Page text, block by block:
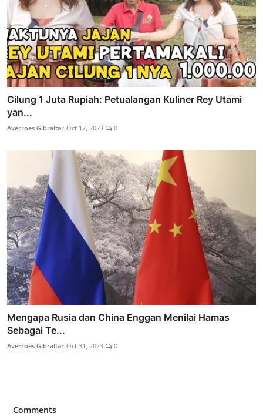
Cilung 1 Juta Rupiah: Petualangan Kuliner Rey Utami
yan...
Averroes Gibraltar Oct 17, 2023 0
Mengapa Rusia dan China Enggan Menilai Hamas
Sebagai Te...
Averroes Gibraltar Oct 31, 2023 0
Comments